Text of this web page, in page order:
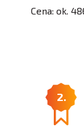
Cena: ok.
2.